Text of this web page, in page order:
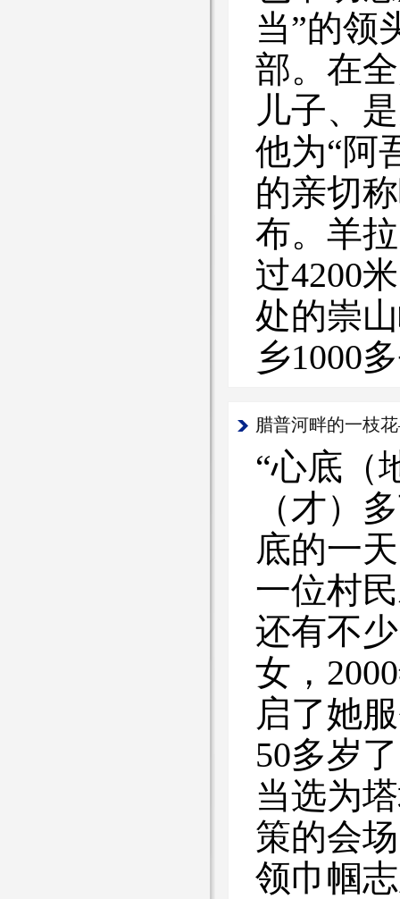
当”的领
部。在
儿子、
他为“阿
的亲切
布。羊
过4200
处的崇
乡1000
腊普河畔的一枝
“心底（
（才）
底的一
一位村
还有不
女，
启了她
50多岁
当选为
策的会
领巾帼